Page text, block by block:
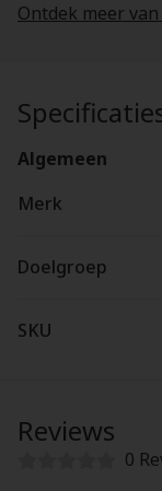
Ontdek meer
Algemeen
Merk
Doelgroep
SKU
Reviews
0